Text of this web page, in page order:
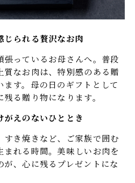
じられる贅沢なお肉
張っているお母さんへ。普段
質なお肉は、特別感のある贈
ます。母の日のギフトとして
る贈り物になります。
えのないひととき
き焼きなど、ご家族で囲む
まれる時間。美味しいお肉を
、心に残るプレゼントにな